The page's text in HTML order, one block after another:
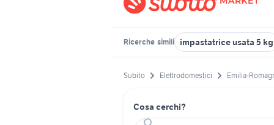
Ricerche simili impastatrice usata 5 kg
Subito Elettrodomestici Emilia-
Cosa cerchi?